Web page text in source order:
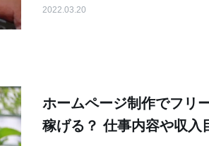
2022.03.20
ホームページ制作でフリ
稼げる？ 仕事内容や収入